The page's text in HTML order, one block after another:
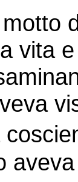
vita